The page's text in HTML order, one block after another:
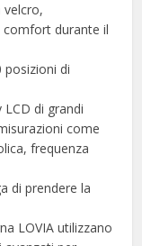
velcro,
durante il
posizioni di
di grandi
come
frequenza
di prendere la
LOVIA utilizzano